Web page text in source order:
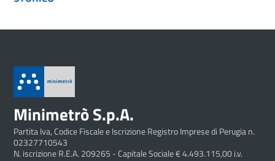
Minimetrò S.p.A.
Partita Iva, Codice Fiscale e Iscrizione Registro Imprese di Perugia n.
02327710543
N. iscrizione R.E.A. 209265 - Capitale Sociale € 4.493.115,00 i.v.